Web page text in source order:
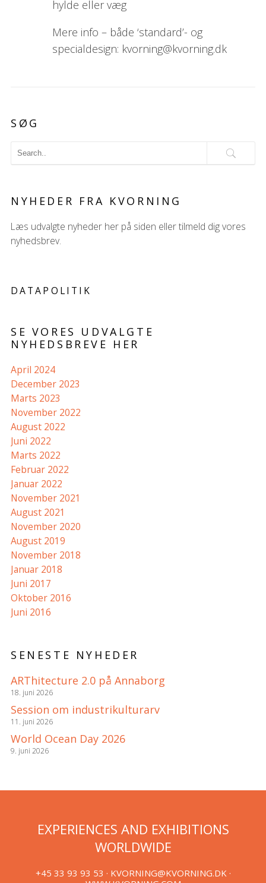
hylde eller væg
Mere info – både ‘standard’- og
specialdesign: kvorning@kvorning.dk
SØG
NYHEDER FRA KVORNING
Læs udvalgte nyheder her på siden eller tilmeld dig vores
nyhedsbrev.
DATAPOLITIK
SE VORES UDVALGTE
NYHEDSBREVE HER
April 2024
December 2023
Marts 2023
November 2022
August 2022
Juni 2022
Marts 2022
Februar 2022
Januar 2022
November 2021
August 2021
November 2020
August 2019
November 2018
Januar 2018
Juni 2017
Oktober 2016
Juni 2016
SENESTE NYHEDER
ARThitecture 2.0 på Annaborg
18. juni 2026
Session om industrikulturarv
11. juni 2026
World Ocean Day 2026
9. juni 2026
EXPERIENCES AND EXHIBITIONS
WORLDWIDE
+45 33 93 93 53 · KVORNING@KVORNING.DK·